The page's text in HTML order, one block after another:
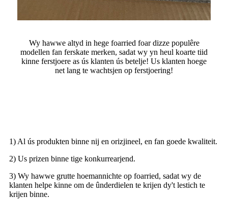
Wy hawwe altyd in hege foarried foar dizze populêre
modellen fan ferskate merken, sadat wy yn heul koarte tiid
kinne ferstjoere as ús klanten ús betelje! Us klanten hoege
net lang te wachtsjen op ferstjoering!
1) Al ús produkten binne nij en orizjineel, en fan goede kwaliteit.
2) Us prizen binne tige konkurrearjend.
3) Wy hawwe grutte hoemannichte op foarried, sadat wy de
klanten helpe kinne om de ûnderdielen te krijen dy't lestich te
krijen binne.